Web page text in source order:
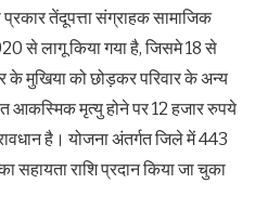
प्रकार तेंदूपत्ता संग्राहक सामाजिक
से लागू किया गया है, जिसमे 18 से
के मुखिया को छोड़कर परिवार के अन्य
आकस्मिक मृत्यु होने पर 12 हजार रुपये
है। योजना अंतर्गत जिले में 443
राशि प्रदान किया जा चुका